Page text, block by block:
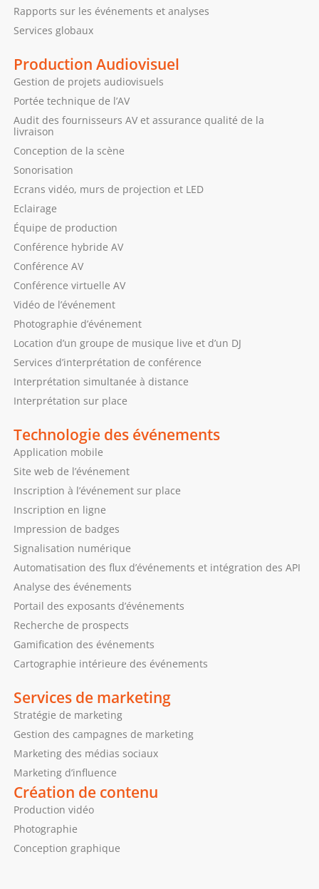
Rapports sur les événements et analyses
Services globaux
Production Audiovisuel
Gestion de projets audiovisuels
Portée technique de l’AV
Audit des fournisseurs AV et assurance qualité de la
livraison
Conception de la scène
Sonorisation
Ecrans vidéo, murs de projection et LED
Eclairage
Équipe de production
Conférence hybride AV
Conférence AV
Conférence virtuelle AV
Vidéo de l’événement
Photographie d’événement
Location d’un groupe de musique live et d’un DJ
Services d’interprétation de conférence
Interprétation simultanée à distance
Interprétation sur place
Technologie des événements
Application mobile
Site web de l’événement
Inscription à l’événement sur place
Inscription en ligne
Impression de badges
Signalisation numérique
Automatisation des flux d’événements et intégration des API
Analyse des événements
Portail des exposants d’événements
Recherche de prospects
Gamification des événements
Cartographie intérieure des événements
Services de marketing
Stratégie de marketing
Gestion des campagnes de marketing
Marketing des médias sociaux
Marketing d’influence
Création de contenu
Production vidéo
Photographie
Conception graphique